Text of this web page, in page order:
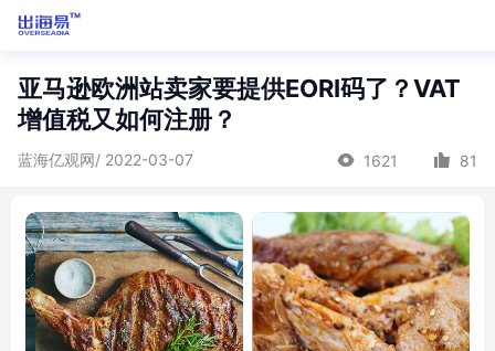
亚马逊欧洲站卖家要提供EORI码了？VAT
增值税又如何注册？
蓝海亿观网/ 2022-03-07 1621 81